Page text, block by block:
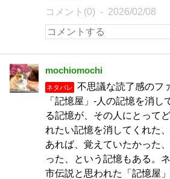
コメント(0) 2026/02/08
mochiomochi
ネタバレ
不思議な読了感のフ
「記憶屋」-人の記憶を消
る記憶が、その人にとって
れたい記憶を消してくれた
あれば、覚えていたかった
った、という記憶もある。
市伝説と思われた「記憶屋